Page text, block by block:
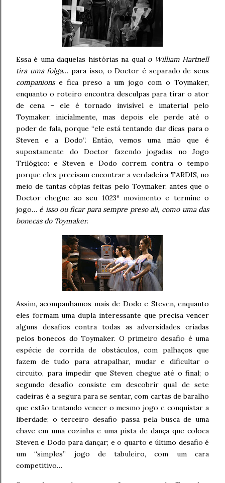
Essa é uma daquelas histórias na qual o William Hartnell
tira uma folga… para isso, o Doctor é separado de seus
companionse fica preso a um jogo com o Toymaker,
enquanto o roteiro encontra desculpas para tirar o ator
de cena – ele é tornado invisível e imaterial pelo
Toymaker, inicialmente, mas depois ele perde até o
poder de fala, porque “ele está tentando dar dicas para o
Steven e a Dodo”. Então, vemos uma mão que é
supostamente do Doctor fazendo jogadas no Jogo
Trilógico: e Steven e Dodo correm contra o tempo
porque eles precisam encontrar a verdadeira TARDIS, no
meio de tantas cópias feitas pelo Toymaker, antes que o
Doctor chegue ao seu 1023º movimento e termine o
jogo… é isso ou ficar para sempre preso ali, como uma das
bonecas do Toymaker.
Assim, acompanhamos mais de Dodo e Steven, enquanto
eles formam uma dupla interessante que precisa vencer
alguns desafios contra todas as adversidades criadas
pelos bonecos do Toymaker. O primeiro desafio é uma
espécie de corrida de obstáculos, com palhaços que
fazem de tudo para atrapalhar, mudar e dificultar o
circuito, para impedir que Steven chegue até o final; o
segundo desafio consiste em descobrir qual de sete
cadeiras é a segura para se sentar, com cartas de baralho
que estão tentando vencer o mesmo jogo e conquistar a
liberdade; o terceiro desafio passa pela busca de uma
chave em uma cozinha e uma pista de dança que coloca
Steven e Dodo para dançar; e o quarto e último desafio é
um “simples” jogo de tabuleiro, com um cara
competitivo…